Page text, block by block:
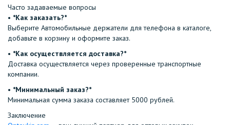
Часто задаваемые вопросы
•⁠ ⁠*Как заказать?*
Выберите Автомобильные держатели для телефона в каталоге,
добавьте в корзину и оформите заказ.
•⁠ ⁠ *Как осуществляется доставка?*
Доставка осуществляется через проверенные транспортные
компании.
•⁠ ⁠ *Минимальный заказ?*
Минимальная сумма заказа составляет 5000 рублей.
Заключение